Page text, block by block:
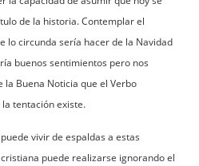
de la historia. Contemplar el
lo circunda sería hacer de la Navidad
buenos sentimientos pero nos
Buena Noticia que el Verbo
tentación existe.
vivir de espaldas a estas
puede realizarse ignorando el